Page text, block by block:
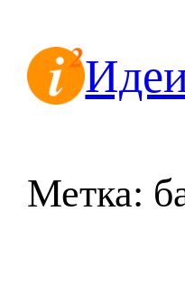
содержимому
Метка: